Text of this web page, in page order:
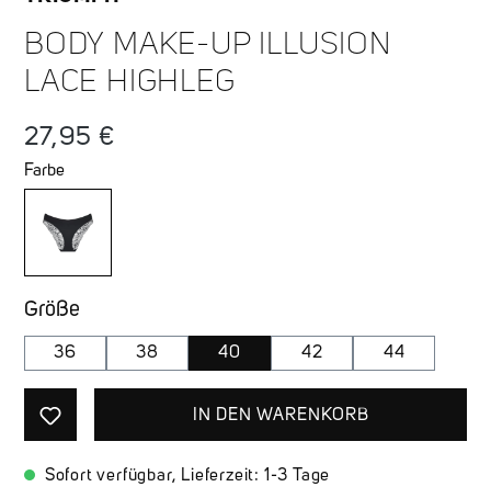
BODY MAKE-UP ILLUSION
LACE HIGHLEG
Regulärer Preis:
27,95 €
Farbe
Größe
36 38 40 42 44
IN DEN WARENKORB
Sofort verfügbar, Lieferzeit: 1-3 Tage